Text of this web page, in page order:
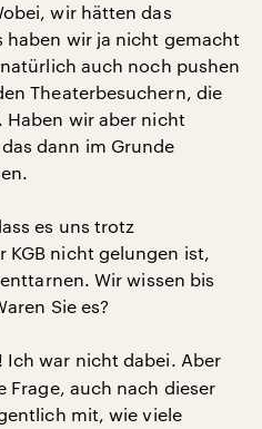
wir hätten das
haben wir ja nicht gemacht
auch noch pushen
Theaterbesuchern, die
Haben wir aber nicht
dann im Grunde
es uns trotz
KGB nicht gelungen ist,
Wir wissen bis
Sie es?
Ich war nicht dabei. Aber
Frage, auch nach dieser
mit, wie viele